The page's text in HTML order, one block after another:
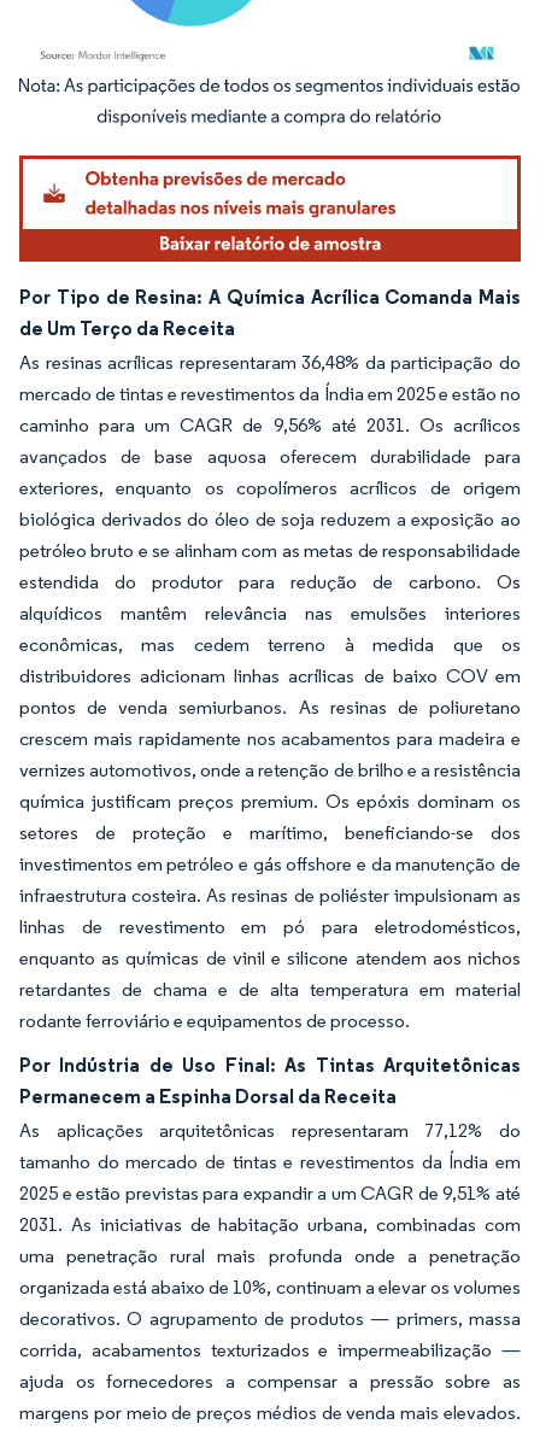
Imagem © Mordor Intelligence. O reuso requer atribuição conforme CC BY 4.0.
Por Tipo de Resina: A Química Acrílica Comanda Mais
de Um Terço da Receita
As resinas acrílicas representaram 36,48% da participação do
mercado de tintas e revestimentos da Índia em 2025 e estão no
caminho para um CAGR de 9,56% até 2031. Os acrílicos
avançados de base aquosa oferecem durabilidade para
exteriores, enquanto os copolímeros acrílicos de origem
biológica derivados do óleo de soja reduzem a exposição ao
petróleo bruto e se alinham com as metas de responsabilidade
estendida do produtor para redução de carbono. Os
alquídicos mantêm relevância nas emulsões interiores
econômicas, mas cedem terreno à medida que os
distribuidores adicionam linhas acrílicas de baixo COV em
pontos de venda semiurbanos. As resinas de poliuretano
crescem mais rapidamente nos acabamentos para madeira e
vernizes automotivos, onde a retenção de brilho e a resistência
química justificam preços premium. Os epóxis dominam os
setores de proteção e marítimo, beneficiando-se dos
investimentos em petróleo e gás offshore e da manutenção de
infraestrutura costeira. As resinas de poliéster impulsionam as
linhas de revestimento em pó para eletrodomésticos,
enquanto as químicas de vinil e silicone atendem aos nichos
retardantes de chama e de alta temperatura em material
rodante ferroviário e equipamentos de processo.
Por Indústria de Uso Final: As Tintas Arquitetônicas
Permanecem a Espinha Dorsal da Receita
As aplicações arquitetônicas representaram 77,12% do
tamanho do mercado de tintas e revestimentos da Índia em
2025 e estão previstas para expandir a um CAGR de 9,51% até
2031. As iniciativas de habitação urbana, combinadas com
uma penetração rural mais profunda onde a penetração
organizada está abaixo de 10%, continuam a elevar os volumes
decorativos. O agrupamento de produtos — primers, massa
corrida, acabamentos texturizados e impermeabilização —
ajuda os fornecedores a compensar a pressão sobre as
margens por meio de preços médios de venda mais elevados.